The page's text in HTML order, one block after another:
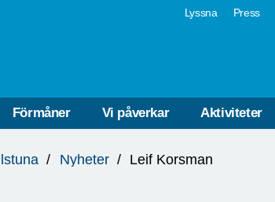
Lyssna Press
Förmåner Vi påverkar Aktiviteter
Nyheter Leif Korsman